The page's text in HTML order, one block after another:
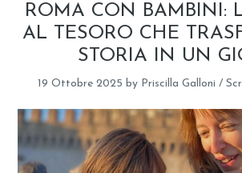
ROMA CON BAMBINI:
AL TESORO CHE
STORIA IN UN
19 Ottobre 2025 by Priscilla Galloni /